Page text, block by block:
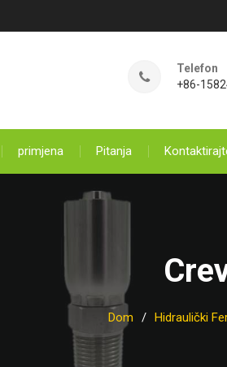
Telefon
+86-
primjena Pitanja
Dom Hidraulički